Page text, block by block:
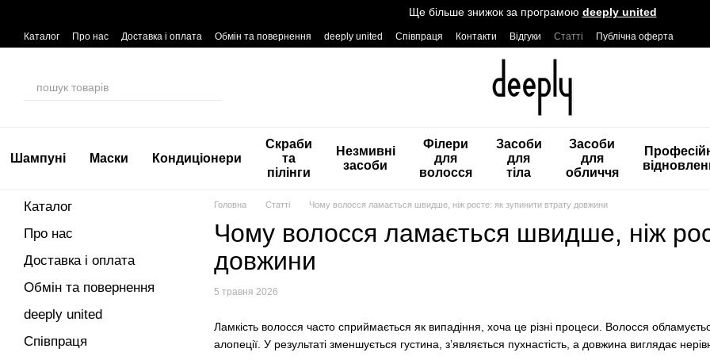
Ще більше знижок за програмою deeply united
Каталог Про нас Доставка і оплата Обмін та повернення deeply united Співпраця Контакти Відгуки Статті Публічна оферта
Шампуні Маски Кондиціонери
Скраби
та
пілінги
Незмивні
засоби
Філери
для
волосся
Засоби
для
тіла
Засоби
для
обличчя
Головна Статті Чому волосся ламається швидше, ніж росте: як зупинити втрату довжини
Чому волосся ламається швидше, ніж
довжини
5 травня 2026
Ламкість волосся часто сприймається як випадіння, хоча це різні процеси. Волосся
алопеції. У результаті зменшується густина, з’являється пухнастість, а довжина виглядає
Каталог
Про нас
Доставка і оплата
Обмін та повернення
deeply united
Співпраця